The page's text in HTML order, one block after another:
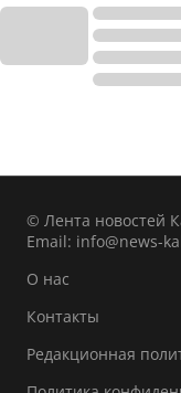
© Лента новостей
Email: info@news-
О нас
Контакты
Редакционная